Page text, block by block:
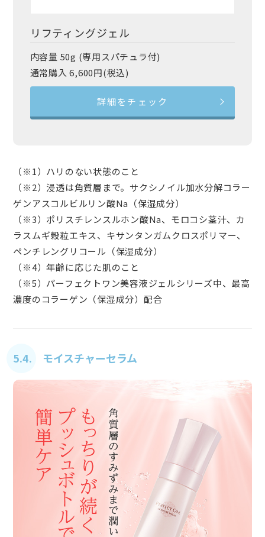
リフティングジェル
内容量 50g (専用スパチュラ付)
通常購入 6,600円(税込)
詳細をチェック
（※1）ハリのない状態のこと
（※2）浸透は角質層まで。サクシノイル加水分解コラー
ゲンアスコルビルリン酸Na（保湿成分）
（※3）ポリスチレンスルホン酸Na、モロコシ茎汁、カ
ラスムギ穀粒エキス、キサンタンガムクロスポリマー、
ペンチレングリコール（保湿成分）
（※4）年齢に応じた肌のこと
（※5）パーフェクトワン美容液ジェルシリーズ中、最高
濃度のコラーゲン（保湿成分）配合
5.4. モイスチャーセラム